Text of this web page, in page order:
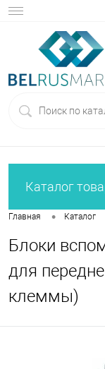
Каталог
Главная • Каталог
Блоки
для
клеммы)